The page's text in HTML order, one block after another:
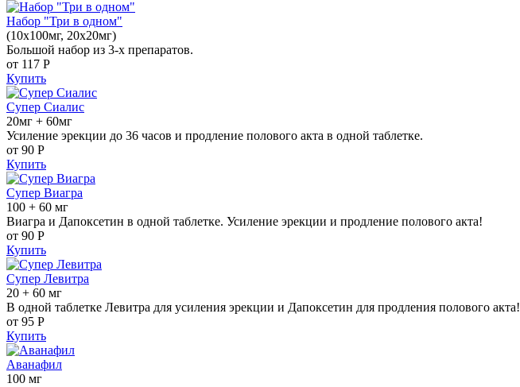
Набор "Три в одном"
(10x100мг, 20x20мг)
Большой набор из 3-х препаратов.
от 117 Р
Купить
Супер Сиалис
20мг + 60мг
Усиление эрекции до 36 часов и продление полового акта в одной таблетке.
от 90 Р
Купить
Супер Виагра
100 + 60 мг
Виагра и Дапоксетин в одной таблетке. Усиление эрекции и продление полового акта!
от 90 Р
Купить
Супер Левитра
20 + 60 мг
В одной таблетке Левитра для усиления эрекции и Дапоксетин для продления полового акта!
от 95 Р
Купить
Аванафил
100 мг